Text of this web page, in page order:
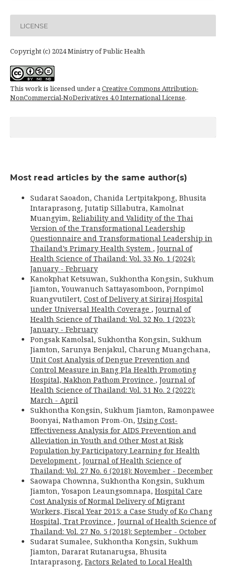
LICENSE
Copyright (c) 2024 Ministry of Public Health
This work is licensed under aCreative Commons Attribution-
NonCommercial-NoDerivatives 4.0 International License.
Most read articles by the same author(s)
Sudarat Saoadon, Chanida Lertpitakpong, Bhusita
Intaraprasong, Jutatip Sillabutra, Kamolnat
Muangyim, Reliability and Validity of the Thai
Version of the Transformational Leadership
Questionnaire and Transformational Leadership in
Thailand’s Primary Health System , Journal of
Health Science of Thailand: Vol. 33 No. 1 (2024):
January - February
Kanokphat Ketsuwan, Sukhontha Kongsin, Sukhum
Jiamton, Youwanuch Sattayasomboon, Pornpimol
Ruangvutilert, Cost of Delivery at Siriraj Hospital
under Universal Health Coverage , Journal of
Health Science of Thailand: Vol. 32 No. 1 (2023):
January - February
Pongsak Kamolsal, Sukhontha Kongsin, Sukhum
Jiamton, Sarunya Benjakul, Charung Muangchana,
Unit Cost Analysis of Dengue Prevention and
Control Measure in Bang Pla Health Promoting
Hospital, Nakhon Pathom Province , Journal of
Health Science of Thailand: Vol. 31 No. 2 (2022):
March - April
Sukhontha Kongsin, Sukhum Jiamton, Ramonpawee
Boonyai, Nathamon Prom-On, Using Cost-
Effectiveness Analysis for AIDS Prevention and
Alleviation in Youth and Other Most at Risk
Population by Participatory Learning for Health
Development , Journal of Health Science of
Thailand: Vol. 27 No. 6 (2018): November - December
Saowapa Chownna, Sukhontha Kongsin, Sukhum
Jiamton, Yosapon Leaungsomnapa, Hospital Care
Cost Analysis of Normal Delivery of Migrant
Workers, Fiscal Year 2015: a Case Study of Ko Chang
Hospital, Trat Province , Journal of Health Science of
Thailand: Vol. 27 No. 5 (2018): September - October
Sudarat Sumalee, Sukhontha Kongsin, Sukhum
Jiamton, Dararat Rutanarugsa, Bhusita
Intaraprasong, Factors Related to Local Health